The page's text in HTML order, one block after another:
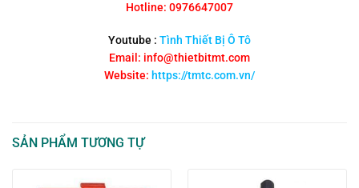
Hotline: 0976647007
Youtube : Tình Thiết Bị Ô Tô
Email: info@thietbitmt.com
Website: https://tmtc.com.vn/
SẢN PHẨM TƯƠNG TỰ